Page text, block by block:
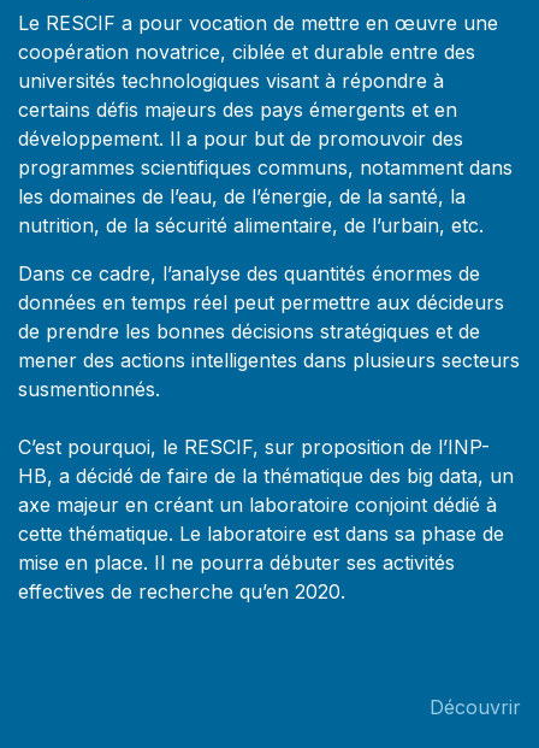
Le RESCIF a pour vocation de mettre en œuvre une
coopération novatrice, ciblée et durable entre des
universités technologiques visant à répondre à
certains défis majeurs des pays émergents et en
développement. Il a pour but de promouvoir des
programmes scientifiques communs, notamment dans
les domaines de l’eau, de l’énergie, de la santé, la
nutrition, de la sécurité alimentaire, de l’urbain, etc.
Dans ce cadre, l’analyse des quantités énormes de
données en temps réel peut permettre aux décideurs
de prendre les bonnes décisions stratégiques et de
mener des actions intelligentes dans plusieurs secteurs
susmentionnés.
C’est pourquoi, le RESCIF, sur proposition de l’INP-
HB, a décidé de faire de la thématique des big data, un
axe majeur en créant un laboratoire conjoint dédié à
cette thématique. Le laboratoire est dans sa phase de
mise en place. Il ne pourra débuter ses activités
effectives de recherche qu’en 2020.
Découvrir